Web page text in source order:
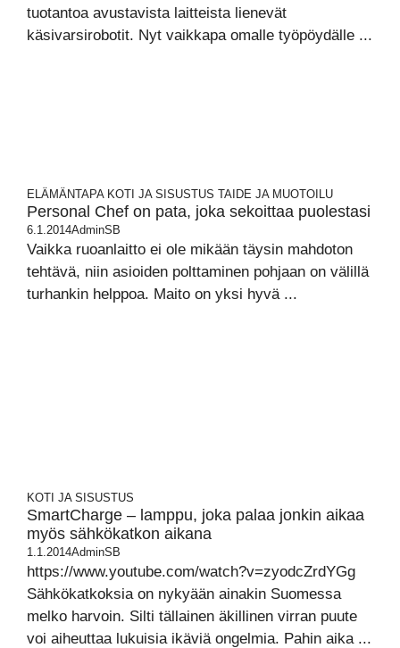
tuotantoa avustavista laitteista lienevät
käsivarsirobotit. Nyt vaikkapa omalle työpöydälle ...
ELÄMÄNTAPA KOTI JA SISUSTUS TAIDE JA MUOTOILU
Personal Chef on pata, joka sekoittaa puolestasi
6.1.2014AdminSB
Vaikka ruoanlaitto ei ole mikään täysin mahdoton
tehtävä, niin asioiden polttaminen pohjaan on välillä
turhankin helppoa. Maito on yksi hyvä ...
KOTI JA SISUSTUS
SmartCharge – lamppu, joka palaa jonkin aikaa
myös sähkökatkon aikana
1.1.2014AdminSB
https://www.youtube.com/watch?v=zyodcZrdYGg
Sähkökatkoksia on nykyään ainakin Suomessa
melko harvoin. Silti tällainen äkillinen virran puute
voi aiheuttaa lukuisia ikäviä ongelmia. Pahin aika ...